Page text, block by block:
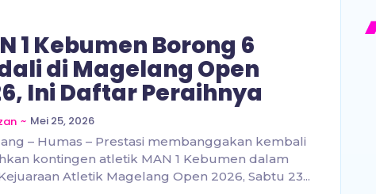
1 Kebumen Borong 6
di Magelang Open
Ini Daftar Peraihnya
~ Mei 25, 2026
– Humas – Prestasi membanggakan kembali
kontingen atletik MAN 1 Kebumen dalam
Atletik Magelang Open 2026, Sabtu 23...